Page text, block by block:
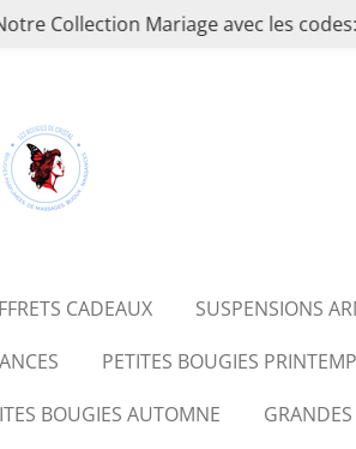
Collection Mariage avec les codes:
CADEAUX SUSPENSIONS
PETITES BOUGIES
BOUGIES AUTOMNE